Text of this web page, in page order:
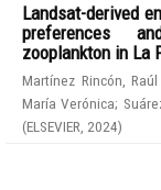
Landsat-derived
preferences
zooplankton in La
Martínez Rincón,
María Verónica;
(ELSEVIER 2024)